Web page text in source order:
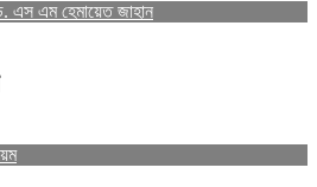
এস এম হেমায়েত জাহান